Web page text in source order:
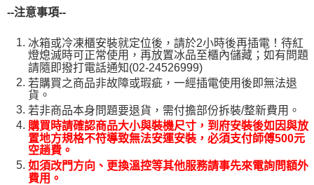
--注意事項--
冰箱或冷凍櫃安裝就定位後，請於2小時後再插電！待紅
燈熄滅時可正常使用，再放置冰品至櫃內儲藏；如有問題
請隨即撥打電話通知(02-24526999)
若購買之商品非故障或瑕疵，一經插電使用後即無法退
貨。
若非商品本身問題要退貨，需付擔部份拆裝/整新費用。
購買時請確認商品大小與裝機尺寸，到府安裝後如因與放
置地方規格不符導致無法安運安裝，必須支付師傅500元
空趟費。
如須改門方向、更換溫控等其他服務請事先來電詢問額外
費用。